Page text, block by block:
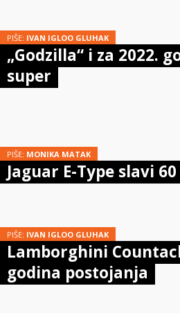
PIŠE: IVAN IGLOO GLUHAK
„Godzilla“ i za 2022.
super
PIŠE: MONIKA MATAK
Jaguar E-Type slavi
PIŠE: IVAN IGLOO GLUHAK
Lamborghini
godina postojanja